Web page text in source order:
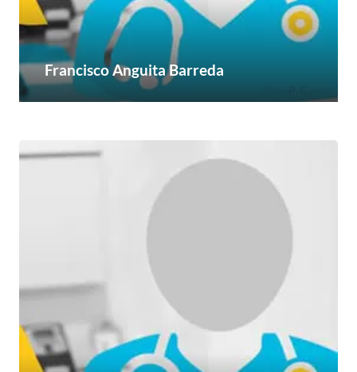
Francisco Anguita Barreda